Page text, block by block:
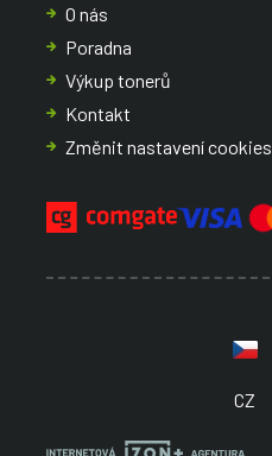
O nás
Poradna
Výkup tonerů
Kontakt
Změnit nastavení cookies
CZ